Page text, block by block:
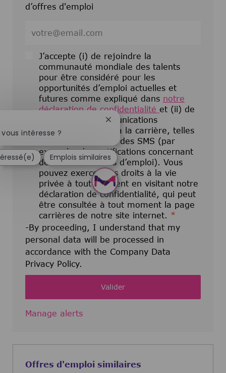
d’offres d'emploi
J’accepte (i) de rejoindre la
communauté mondiale des talents
pour être considéré pour les
opportunités d’emploi actuelles et
futures comme expliqué dans notre
déclaration de confidentialité et (ii) de
recevoir des communications
électroniques liées à la carrière, telles
que des e-mails ou des SMS (par
exemple, des notifications concernant
de nouvelles offres d’emploi). Vous
pouvez exercer vos droits à la vie
privée à tout moment en visitant notre
déclaration de confidentialité, qui peut
être consultée à tout moment la page
carrières de notre site internet. *
-By proceeding, I understand that my
personal data will be processed in
accordance with the Company Data
Privacy Policy.
Valider
Manage alerts
Offres d'emploi similaires
intéresse ?
Fermer la notification du chatbot
Emplois similaires